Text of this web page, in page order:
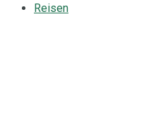
Reisen